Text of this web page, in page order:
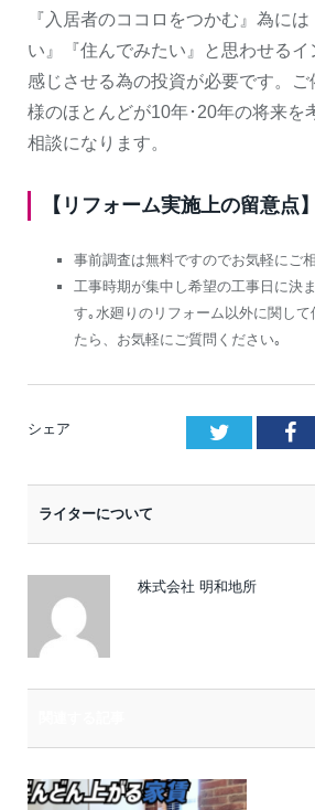
『入居者のココロをつかむ』為に
い』『住んでみたい』と思わせるイ
感じさせる為の投資が必要です。
様のほとんどが10年･20年の将来を
相談になります。
【リフォーム実施上の留意点】
事前調査は無料ですのでお気軽にご
工事時期が集中し希望の工事日に決
す｡水廻りのリフォーム以外に関し
たら、お気軽にご質問ください｡
シェア
ライターについて
株式会社 明和地所